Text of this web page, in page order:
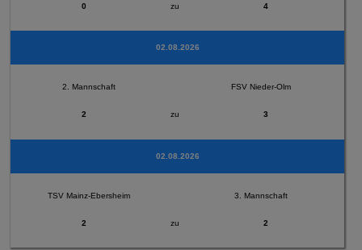
0 zu 4
02.08.2026
2. Mannschaft FSV Nieder-Olm
2 zu 3
02.08.2026
TSV Mainz-Ebersheim 3. Mannschaft
2 zu 2